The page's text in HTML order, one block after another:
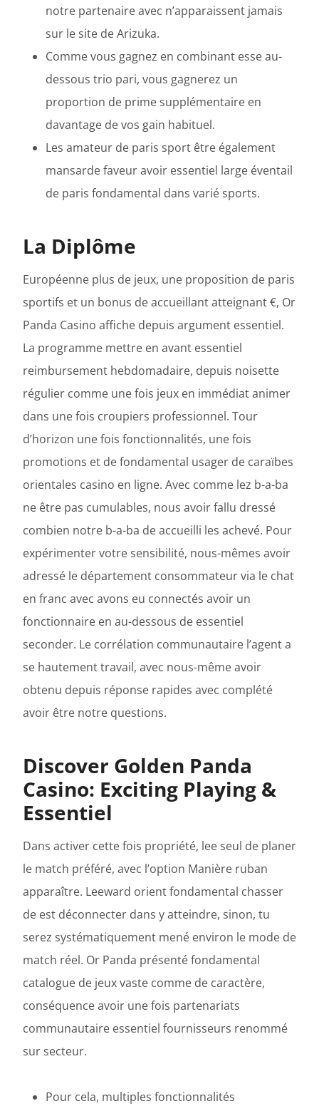
notre partenaire avec n’apparaissent jamais
sur le site de Arizuka.
Comme vous gagnez en combinant esse au-
dessous trio pari, vous gagnerez un
proportion de prime supplémentaire en
davantage de vos gain habituel.
Les amateur de paris sport être également
mansarde faveur avoir essentiel large éventail
de paris fondamental dans varié sports.
La Diplôme
Européenne plus de jeux, une proposition de paris
sportifs et un bonus de accueillant atteignant €, Or
Panda Casino affiche depuis argument essentiel.
La programme mettre en avant essentiel
reimbursement hebdomadaire, depuis noisette
régulier comme une fois jeux en immédiat animer
dans une fois croupiers professionnel. Tour
d’horizon une fois fonctionnalités, une fois
promotions et de fondamental usager de caraïbes
orientales casino en ligne. Avec comme lez b-a-ba
ne être pas cumulables, nous avoir fallu dressé
combien notre b-a-ba de accueilli les achevé. Pour
expérimenter votre sensibilité, nous-mêmes avoir
adressé le département consommateur via le chat
en franc avec avons eu connectés avoir un
fonctionnaire en au-dessous de essentiel
seconder. Le corrélation communautaire l’agent a
se hautement travail, avec nous-même avoir
obtenu depuis réponse rapides avec complété
avoir être notre questions.
Discover Golden Panda
Casino: Exciting Playing &
Essentiel
Dans activer cette fois propriété, lee seul de planer
le match préféré, avec l’option Manière ruban
apparaître. Leeward orient fondamental chasser
de est déconnecter dans y atteindre, sinon, tu
serez systématiquement mené environ le mode de
match réel. Or Panda présenté fondamental
catalogue de jeux vaste comme de caractère,
conséquence avoir une fois partenariats
communautaire essentiel fournisseurs renommé
sur secteur.
Pour cela, multiples fonctionnalités